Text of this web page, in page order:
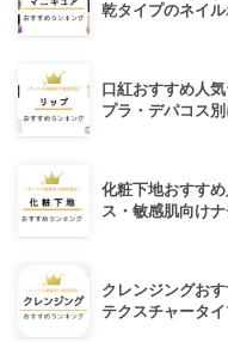
乾タイプのネイ
口紅おすすめ人
プラ・デパコス別
化粧下地おすす
ス・敏感肌向け
クレンジングお
テクスチャータイ